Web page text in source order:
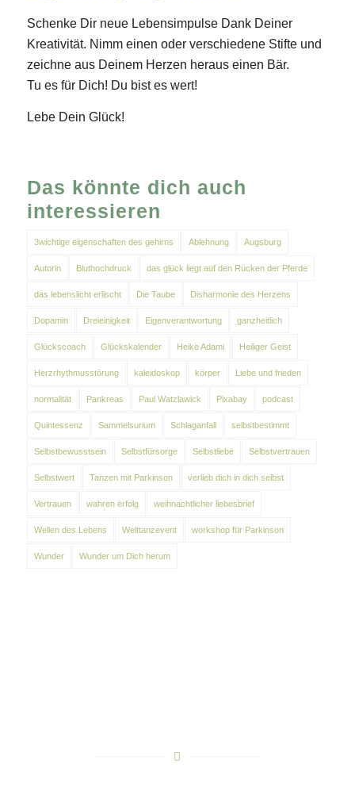
Schenke Dir neue Lebensimpulse Dank Deiner
Kreativität. Nimm einen oder verschiedene Stifte und
zeichne aus Deinem Herzen heraus einen Bär.
Tu es für Dich! Du bist es wert!
Lebe Dein Glück!
Das könnte dich auch
interessieren
3wichtige eigenschaften des gehirns Ablehnung Augsburg
Autorin Bluthochdruck das glück liegt auf den Rücken der Pferde
das lebenslicht erlischt Die Taube Disharmonie des Herzens
Dopamin Dreieinigkeit Eigenverantwortung ganzheitlich
Glückscoach Glückskalender Heike Adami Heiliger Geist
Herzrhythmusstörung kaleidoskop körper Liebe und frieden
normalität Pankreas Paul Watzlawick Pixabay podcast
Quintessenz Sammelsurium Schlaganfall selbstbestimmt
Selbstbewusstsein Selbstfürsorge Selbstliebe Selbstvertrauen
Selbstwert Tanzen mit Parkinson verlieb dich in dich selbst
Vertrauen wahren erfolg weihnachtlicher liebesbrief
Wellen des Lebens Welttanzevent workshop für Parkinson
Wunder Wunder um Dich herum